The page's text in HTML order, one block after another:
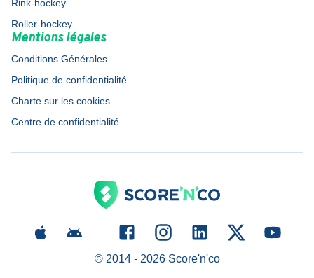
Rink-hockey
Roller-hockey
Mentions légales
Conditions Générales
Politique de confidentialité
Charte sur les cookies
Centre de confidentialité
© 2014 - 2026Score'n'co